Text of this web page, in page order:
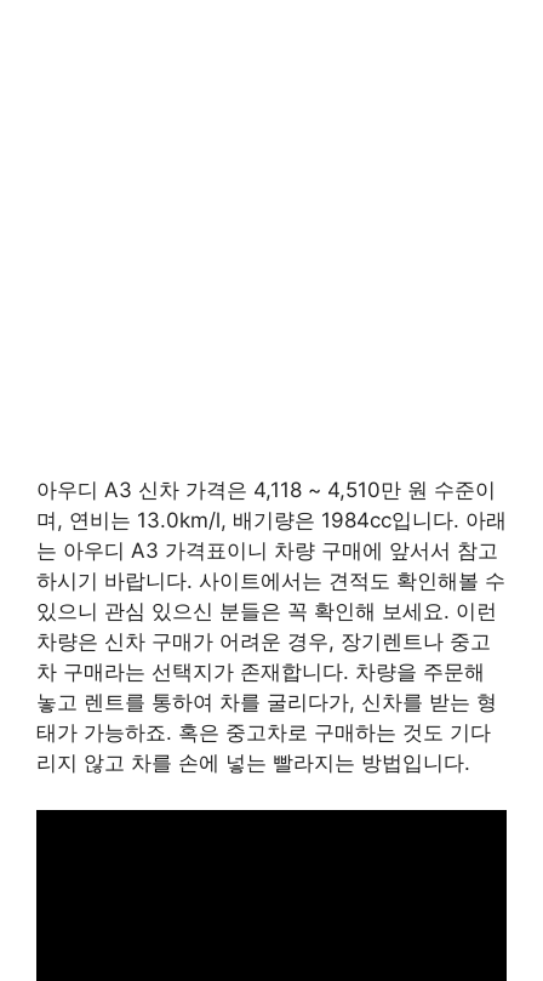
아우디 A3 신차 가격은 4,118 ~ 4,510만 원 수준이
며, 연비는 13.0km/l, 배기량은 1984cc입니다. 아래
는 아우디 A3 가격표이니 차량 구매에 앞서서 참고
하시기 바랍니다. 사이트에서는 견적도 확인해볼 수
있으니 관심 있으신 분들은 꼭 확인해 보세요. 이런
차량은 신차 구매가 어려운 경우, 장기렌트나 중고
차 구매라는 선택지가 존재합니다. 차량을 주문해
놓고 렌트를 통하여 차를 굴리다가, 신차를 받는 형
태가 가능하죠. 혹은 중고차로 구매하는 것도 기다
리지 않고 차를 손에 넣는 빨라지는 방법입니다.